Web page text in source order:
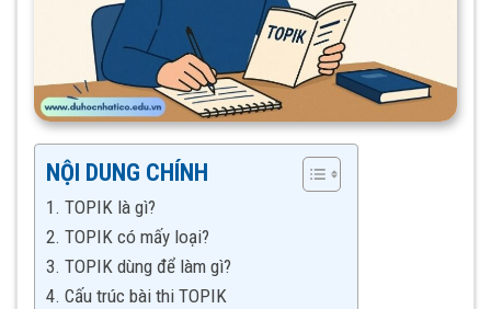
NỘI DUNG CHÍNH
1. TOPIK là gì?
2. TOPIK có mấy loại?
3. TOPIK dùng để làm gì?
4. Cấu trúc bài thi TOPIK